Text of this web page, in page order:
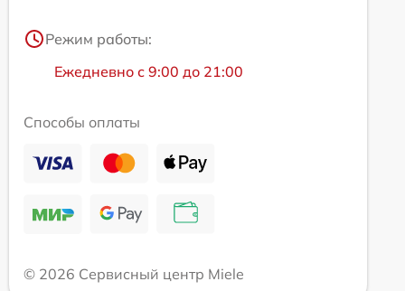
Режим работы:
Ежедневно с 9:00 до 21:00
Способы оплаты
© 2026 Сервисный центр Miele